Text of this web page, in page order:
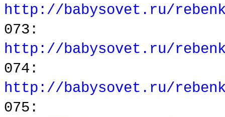
http://babysovet.ru/
073:
http://babysovet.ru/
074:
http://babysovet.ru/
075: